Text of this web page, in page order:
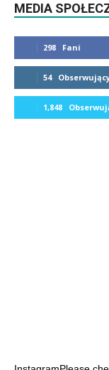
MEDIA
298 Fani
54
1,848